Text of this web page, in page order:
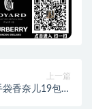
上一篇
香奈儿19包上